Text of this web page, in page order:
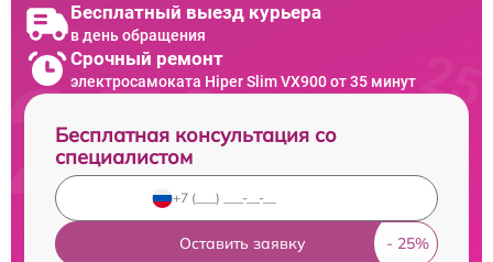
Бесплатный выезд курьера
в день обращения
Срочный ремонт
электросамоката Hiper Slim VX900 от 35 минут
Бесплатная консультация со
специалистом
Оставить заявку